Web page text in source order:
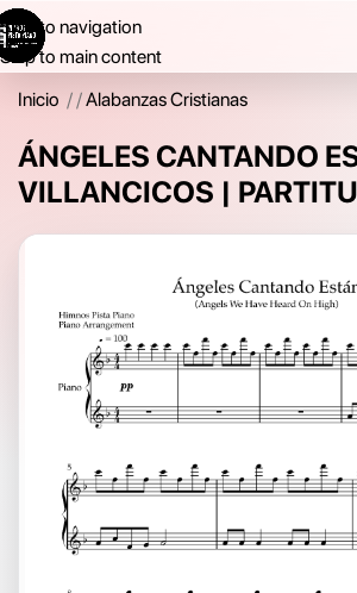
Skip to navigation
Skip to main content
Inicio / Alabanzas Cristianas
ÁNGELES CANTANDO
VILLANCICOS |